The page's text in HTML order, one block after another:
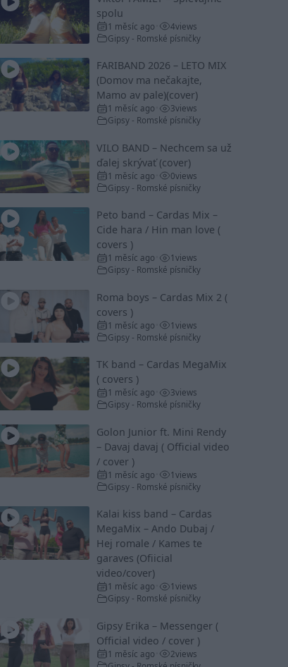
spolu
1 měsíc ago 4views
Gipsy - Romské písničky
FARIBAND 2026 – LETO MIX
(Domov ma nečakajte,
Mamo av pale)(cover)
1 měsíc ago 3views
Gipsy - Romské písničky
VILO BAND – Nechcem sa už
ďalej skrývať (cover)
1 měsíc ago 0views
Gipsy - Romské písničky
Peto band – Cardas Mix –
Cide hara / Hin man love (
covers )
1 měsíc ago 1views
Gipsy - Romské písničky
Roma boys – Cardas Mix 2 (
covers )
1 měsíc ago 1views
Gipsy - Romské písničky
TK band – Cardas MegaMix
( covers )
1 měsíc ago 3views
Gipsy - Romské písničky
Golon Junior ft. Mini Rendy
– Davaj davaj ( Official video
/ cover )
1 měsíc ago 1views
Gipsy - Romské písničky
Kalai kiss band – Cardas
MegaMix – Ando Dubaj /
Hej romale / Kames te
garaves (Ofiicial
video/cover)
1 měsíc ago 1views
Gipsy - Romské písničky
Gipsy Erika – Messenger (
Official video / cover )
1 měsíc ago 2views